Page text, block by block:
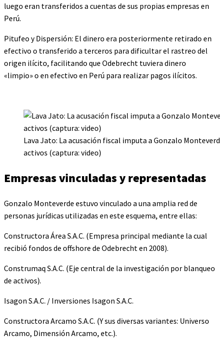
luego eran transferidos a cuentas de sus propias empresas en
Perú.
Pitufeo y Dispersión: El dinero era posteriormente retirado en
efectivo o transferido a terceros para dificultar el rastreo del
origen ilícito, facilitando que Odebrecht tuviera dinero
«limpio» o en efectivo en Perú para realizar pagos ilícitos.
Lava Jato: La acusación fiscal imputa a Gonzalo
activos (captura: video)
Empresas vinculadas y representadas
Gonzalo Monteverde estuvo vinculado a una amplia red de
personas jurídicas utilizadas en este esquema, entre ellas:
Constructora Área S.A.C. (Empresa principal mediante la cual
recibió fondos de offshore de Odebrecht en 2008).
Construmaq S.A.C. (Eje central de la investigación por blanqueo
de activos).
Isagon S.A.C. / Inversiones Isagon S.A.C.
Constructora Arcamo S.A.C. (Y sus diversas variantes: Universo
Arcamo, Dimensión Arcamo, etc.).